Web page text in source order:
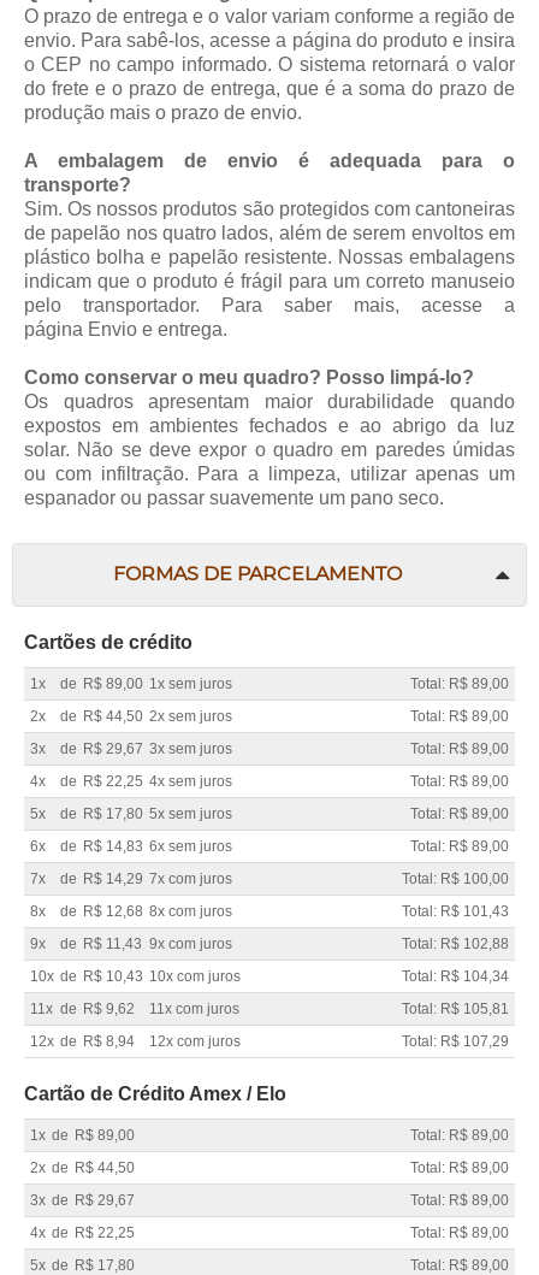
O prazo de entrega e o valor variam conforme a região de
envio. Para sabê-los, acesse a página do produto e insira
o CEP no campo informado. O sistema retornará o valor
do frete e o prazo de entrega, que é a soma do prazo de
produção mais o prazo de envio.
A embalagem de envio é adequada para o
transporte?
Sim. Os nossos produtos são protegidos com cantoneiras
de papelão nos quatro lados, além de serem envoltos em
plástico bolha e papelão resistente. Nossas embalagens
indicam que o produto é frágil para um correto manuseio
pelo transportador. Para saber mais, acesse a
página Envio e entrega.
Como conservar o meu quadro? Posso limpá-lo?
Os quadros apresentam maior durabilidade quando
expostos em ambientes fechados e ao abrigo da luz
solar. Não se deve expor o quadro em paredes úmidas
ou com infiltração. Para a limpeza, utilizar apenas um
espanador ou passar suavemente um pano seco.
FORMAS DE PARCELAMENTO
Cartões de crédito
1x de R$ 89,00 1x sem juros
Total: R$ 89,00
2x
de R$ 44,50 2x sem juros
Total: R$ 89,00
3x
de R$ 29,67 3x sem juros
Total: R$ 89,00
4x
de R$ 22,25 4x sem juros
Total: R$ 89,00
5x
de R$ 17,80 5x sem juros
Total: R$ 89,00
6x
de R$ 14,83 6x sem juros
Total: R$ 89,00
7x
de R$ 14,29 7x com juros
Total: R$ 100,00
8x
de R$ 12,68 8x com juros
Total: R$ 101,43
9x
de R$ 11,43 9x com juros
Total: R$ 102,88
10x de R$ 10,43 10x com juros
Total: R$ 104,34
11x de R$ 9,62 11x com juros
Total: R$ 105,81
12x de R$ 8,94 12x com juros Total: R$ 107,29
Cartão de Crédito Amex / Elo
1x de R$ 89,00
Total: R$ 89,00
2x de R$ 44,50
Total: R$ 89,00
3x de R$ 29,67
Total: R$ 89,00
4x de R$ 22,25
Total: R$ 89,00
5x de R$ 17,80
Total: R$ 89,00